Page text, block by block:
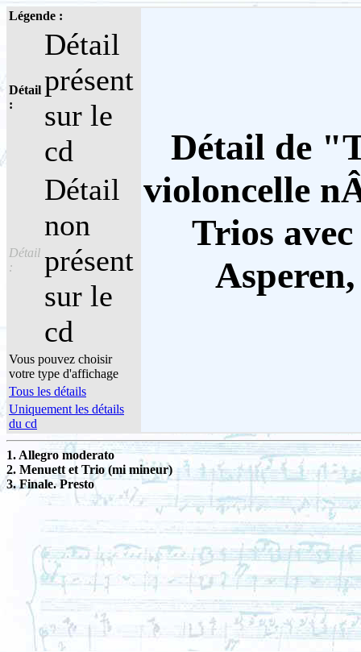
Légende :
Détail de
violoncelle
Trios
Détail
:
Détail
présent
sur le
cd
Détail
:
Détail
non
présent
sur le
cd
Vous pouvez choisir
votre type d'affichage
Tous les détails
Uniquement les détails
du cd
1. Allegro moderato
2. Menuett et Trio (mi mineur)
3. Finale. Presto